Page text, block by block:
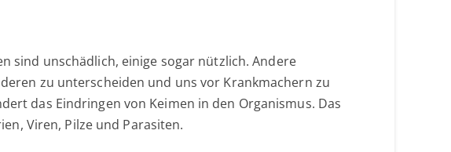
sind unschädlich, einige sogar nützlich. Andere
zu unterscheiden und uns vor Krankmachern zu
das Eindringen von Keimen in den Organismus. Das
Viren, Pilze und Parasiten.